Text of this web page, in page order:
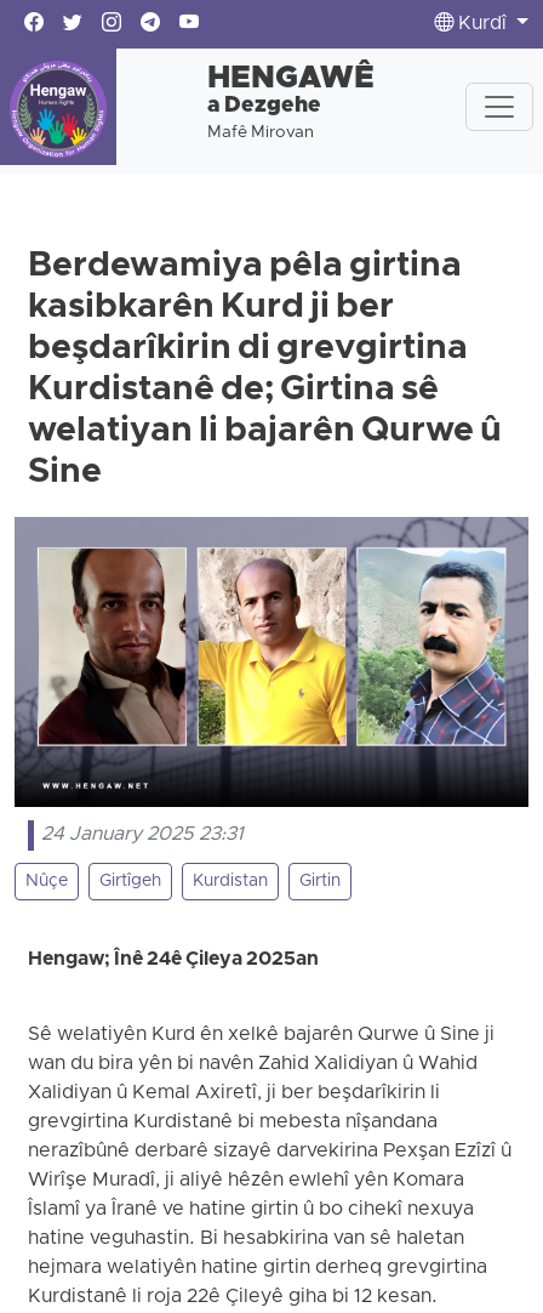
Kurdî
HENGAWÊ
a Dezgehe
Mafê Mirovan
Berdewamiya pêla girtina
kasibkarên Kurd ji ber
beşdarîkirin di grevgirtina
Kurdistanê de; Girtina sê
welatiyan li bajarên Qurwe û
Sine
24 January 2025 23:31
Nûçe Girtîgeh Kurdistan Girtin
Hengaw; Înê 24ê Çileya 2025an
Sê welatiyên Kurd ên xelkê bajarên Qurwe û Sine ji
wan du bira yên bi navên Zahid Xalidiyan û Wahid
Xalidiyan û Kemal Axiretî, ji ber beşdarîkirin li
grevgirtina Kurdistanê bi mebesta nîşandana
nerazîbûnê derbarê sizayê darvekirina Pexşan Ezîzî û
Wirîşe Muradî, ji aliyê hêzên ewlehî yên Komara
Îslamî ya Îranê ve hatine girtin û bo cihekî nexuya
hatine veguhastin. Bi hesabkirina van sê haletan
hejmara welatiyên hatine girtin derheq grevgirtina
Kurdistanê li roja 22ê Çileyê giha bi 12 kesan.